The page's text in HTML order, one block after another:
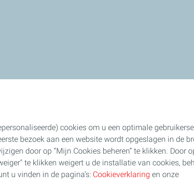
cookies om u een optimale
bezoek aan een website wordt opgeslagen in de
door op “Mijn Cookies beheren” te klikken. Door
te klikken weigert u de installatie van cookies,
u vinden in de pagina’s: Cookieverklaring en onze